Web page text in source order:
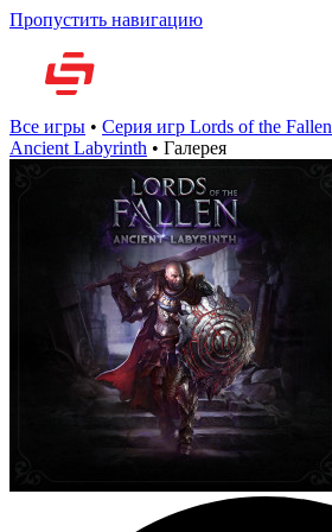
Пропустить навигацию
Все игры • Серия игр Lords of the Fallen
Ancient Labyrinth • Галерея